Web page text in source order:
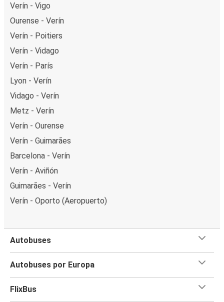
Verín - Vigo
Ourense - Verín
Verín - Poitiers
Verín - Vidago
Verín - París
Lyon - Verín
Vidago - Verín
Metz - Verín
Verín - Ourense
Verín - Guimarães
Barcelona - Verín
Verín - Aviñón
Guimarães - Verín
Verín - Oporto (Aeropuerto)
Autobuses
Autobuses por Europa
FlixBus